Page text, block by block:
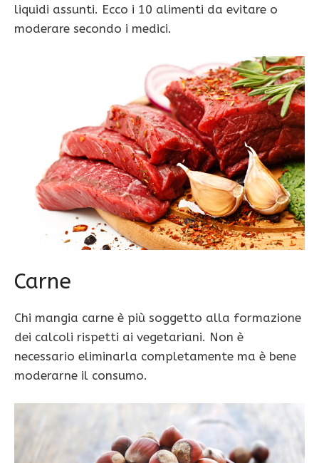
liquidi assunti. Ecco i 10 alimenti da evitare o
moderare secondo i medici.
Carne
Chi mangia carne è più soggetto alla formazione
dei calcoli rispetti ai vegetariani. Non è
necessario eliminarla completamente ma è bene
moderarne il consumo.